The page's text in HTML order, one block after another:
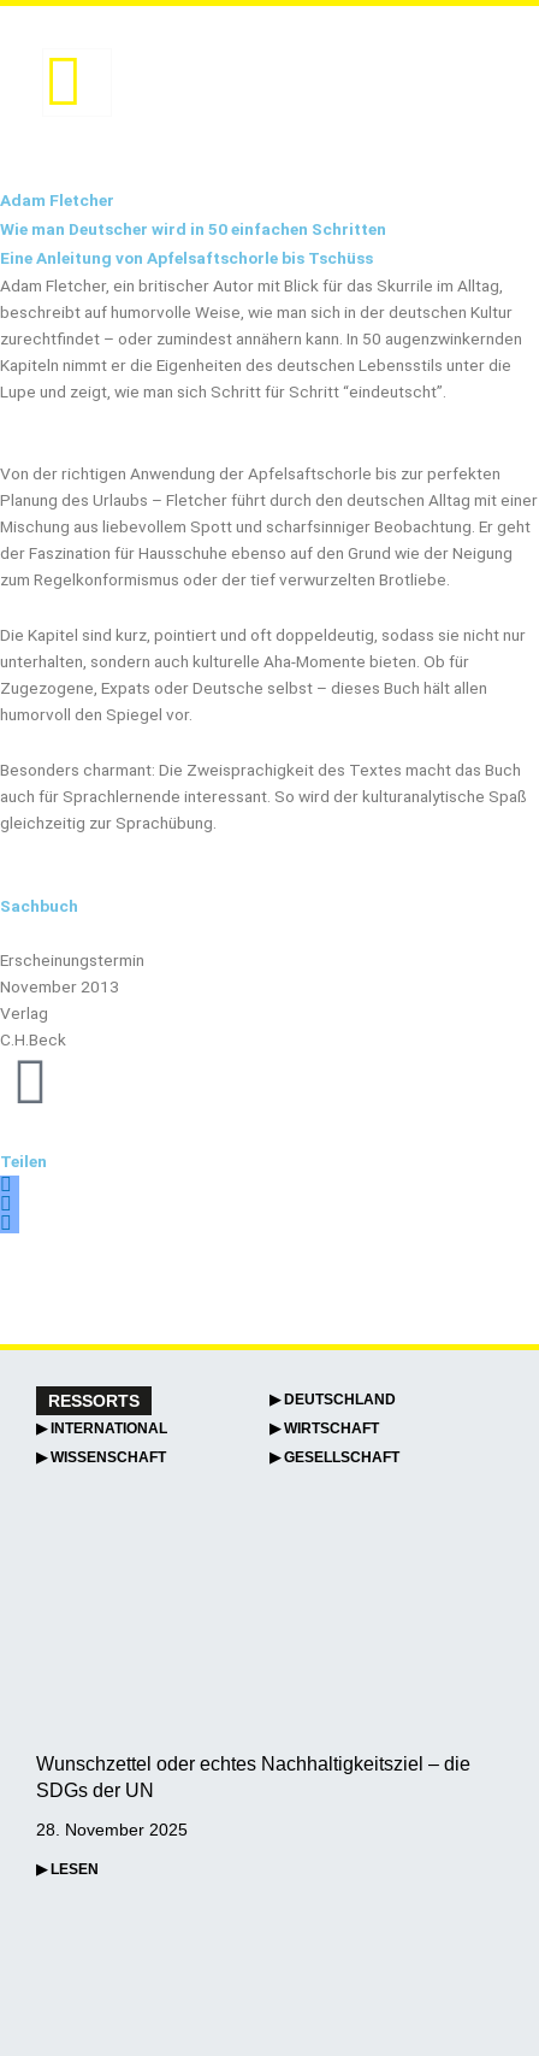
Zum
springen
Adam Fletcher
Wie man Deutscher wird in 50 einfachen Schritten
Eine Anleitung von Apfelsaftschorle bis Tschüss
Adam Fletcher, ein britischer Autor mit Blick für das Skurrile im Alltag,
beschreibt auf humorvolle Weise, wie man sich in der deutschen Kultur
zurechtfindet – oder zumindest annähern kann. In 50 augenzwinkernden
Kapiteln nimmt er die Eigenheiten des deutschen Lebensstils unter die
Lupe und zeigt, wie man sich Schritt für Schritt “eindeutscht”.
Von der richtigen Anwendung der Apfelsaftschorle bis zur perfekten
Planung des Urlaubs – Fletcher führt durch den deutschen Alltag mit einer
Mischung aus liebevollem Spott und scharfsinniger Beobachtung. Er geht
der Faszination für Hausschuhe ebenso auf den Grund wie der Neigung
zum Regelkonformismus oder der tief verwurzelten Brotliebe.
Die Kapitel sind kurz, pointiert und oft doppeldeutig, sodass sie nicht nur
unterhalten, sondern auch kulturelle Aha-Momente bieten. Ob für
Zugezogene, Expats oder Deutsche selbst – dieses Buch hält allen
humorvoll den Spiegel vor.
Besonders charmant: Die Zweisprachigkeit des Textes macht das Buch
auch für Sprachlernende interessant. So wird der kulturanalytische Spaß
gleichzeitig zur Sprachübung.
Sachbuch
Erscheinungstermin
November 2013
Verlag
C.H.Beck
Teilen
RESSORTS
▶ DEUTSCHLAND
▶ INTERNATIONAL
▶ WIRTSCHAFT
▶ WISSENSCHAFT
▶ GESELLSCHAFT
Wunschzettel oder echtes Nachhaltigkeitsziel – die
SDGs der UN
28. November 2025
▶ LESEN